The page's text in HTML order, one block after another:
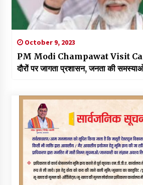
October 9, 2023
PM Modi Champawat Visit
दौरों पर जागता प्रशासन, जनता की